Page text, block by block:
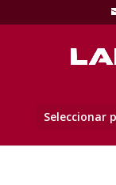
Seleccionar